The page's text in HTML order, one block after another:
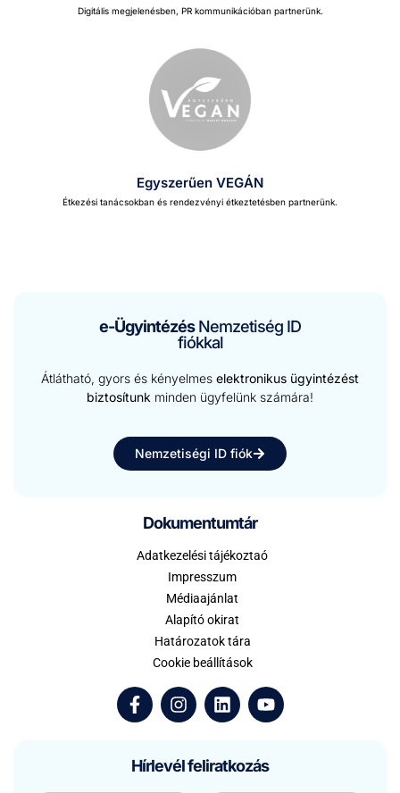
Dig­itális meg­je­lenés­ben, PR kom­mu­niká­cióban part­nerünk.
Egyszerűen VEGÁN
Étkezési tanác­sok­ban és ren­dezvényi étkeztetés­ben part­nerünk.
e-ÜgyintézésNemzetiség ID
fiókkal
Átlátható, gyors és kényelmes elektronikus ügyintézést
biztosítunk minden ügyfelünk számára!
Nemzetiségi ID fiók
Dokumentumtár
Adatkezelési tájékoztaó
Impresszum
Médiaajánlat
Alapító okirat
Határozatok tára
Cookie beállítások
Hírlevél feliratkozás